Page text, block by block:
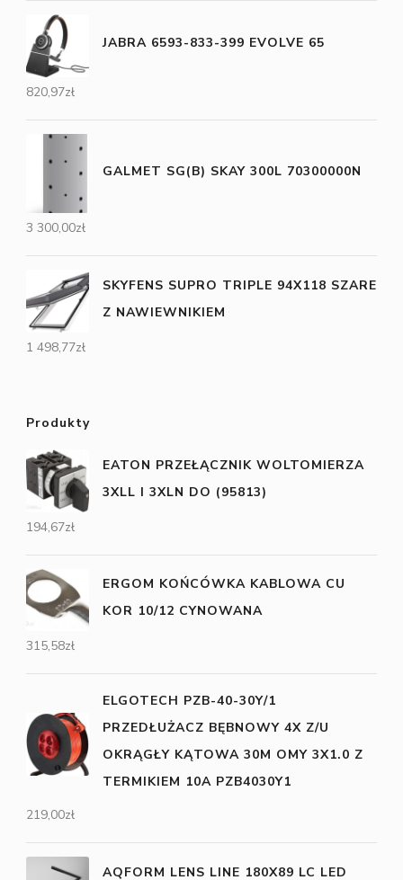
JABRA 6593-833-399 EVOLVE 65
820,97zł
GALMET SG(B) SKAY 300L 70300000N
3 300,00zł
SKYFENS SUPRO TRIPLE 94X118 SZARE
Z NAWIEWNIKIEM
1 498,77zł
Produkty
EATON PRZEŁĄCZNIK WOLTOMIERZA
3XLL I 3XLN DO (95813)
194,67zł
ERGOM KOŃCÓWKA KABLOWA CU
KOR 10/12 CYNOWANA
315,58zł
ELGOTECH PZB-40-30Y/1
PRZEDŁUŻACZ BĘBNOWY 4X Z/U
OKRĄGŁY KĄTOWA 30M OMY 3X1.0 Z
TERMIKIEM 10A PZB4030Y1
219,00zł
AQFORM LENS LINE 180X89 LC LED